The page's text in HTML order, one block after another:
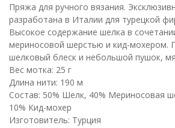
Пряжа для ручного вязания.
разработана в Италии для турецкой
Высокое содержание шелка в
мериносовой шерстью и кид-мохером.
шелковый блеск и небольшой пушок,
Вес мотка: 25 г
Длина нити: 190 м
Состав: 50% Шелк, 40% Мериносовая
10% Кид-мохер
Изготовитель: Турция